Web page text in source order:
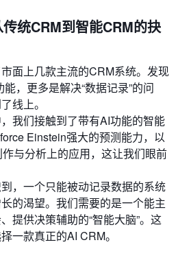
统CRM到智能CRM的抉
面上几款主流的CRM系统。发现
，更多是解决“数据记录”的问
线上。
我们接触到了带有AI功能的智能
Einstein强大的预测能力，以
与分析上的应用，这让我们眼前
，一个只能被动记录数据的系统
的渴望。我们需要的是一个能主
提供决策辅助的“智能大脑”。这
一款真正的AI CRM。